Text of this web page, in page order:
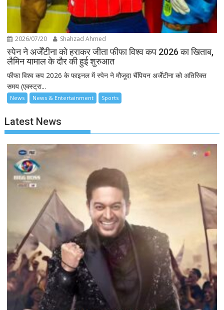
2026/07/20 Shahzad Ahmed
स्पेन ने अर्जेंटीना को हराकर जीता फीफा विश्व कप 2026 का खिताब,
लैमिन यामाल के दौर की हुई शुरुआत
फीफा विश्व कप 2026 के फाइनल में स्पेन ने मौजूदा चैंपियन अर्जेंटीना को अतिरिक्त
समय (एक्स्ट्रा...
News News & Entertainment Sports
Latest News